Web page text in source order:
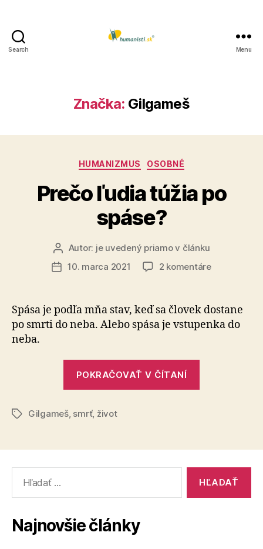
Search Menu
Značka: Gilgameš
Kategórie
HUMANIZMUS OSOBNÉ
Prečo ľudia túžia po
spáse?
Autor
článku
Autor: je uvedený priamo v článku
Dátum
10. marca 2021 2 komentárena
túžia
po
spáse?
Spása je podľa mňa stav, keď sa človek dostane
po smrti do neba. Alebo spása je vstupenka do
neba.
POKRAČOVAŤ V ČÍTANÍ
ZnačkyGilgameš, smrť, život
Najnovšie články